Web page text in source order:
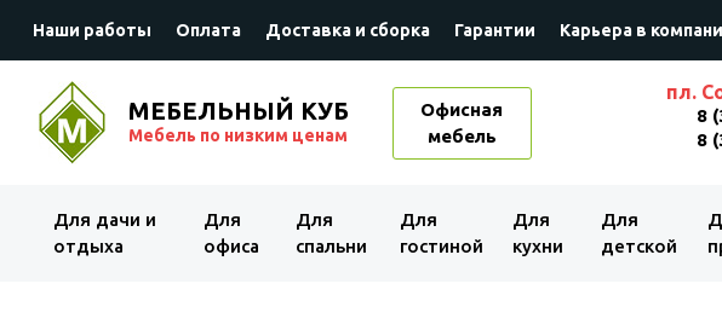
Наши работы Оплата Доставка и сборка Гарантии Карьера в
МЕБЕЛЬНЫЙ КУБ
Мебель по низким ценам
Офисная
мебель
пл.
8
8
Для дачи и
отдыха
Для
офиса
Для
спальни
Для
гостиной
Для
кухни
Для
детской